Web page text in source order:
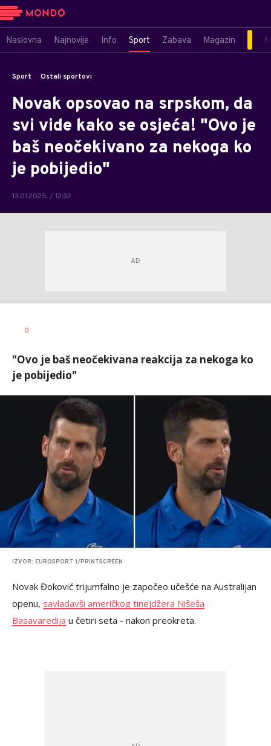
Naslovna Najnovije Info Sport Zabava Magazin
Sport Ostali sportovi
Novak opsovao na srpskom, da
svi vide kako se osjeća! "Ovo je
baš neočekivano za nekoga ko
je pobijedio"
13.01.2025. / 12:32
0
"Ovo je baš neočekivana reakcija za nekoga ko
je pobijedio"
IZVOR: EUROSPORT 1/PRINTSCREEN
Novak Đoković trijumfalno je započeo učešće na Australijan
openu, savladavši američkog tinejdžera Nišeša
Basavaredija u četiri seta - nakon preokreta.